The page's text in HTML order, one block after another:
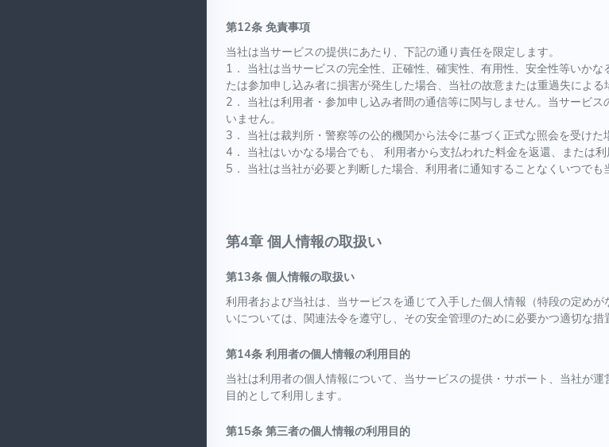
第12条 免責事項
当社は当サービスの提供にあたり、下記の通り責任を限定します。
1． 当社は当サービスの完全性、正確性、確実性、有用性、安全性等いか
たは参加申し込み者に損害が発生した場合、当社の故意または重過失による
2． 当社は利用者・参加申し込み者間の通信等に関与しません。当サービ
いません。
3． 当社は裁判所・警察等の公的機関から法令に基づく正式な照会を受け
4． 当社はいかなる場合でも、 利用者から支払われた料金を返還、または
5． 当社は当社が必要と判断した場合、利用者に通知することなくいつで
第4章 個人情報の取扱い
第13条 個人情報の取扱い
利用者および当社は、当サービスを通じて入手した個人情報（特段の定め
いについては、関連法令を遵守し、その安全管理のために必要かつ適切な措
第14条 利用者の個人情報の利用目的
当社は利用者の個人情報について、当サービスの提供・サポート、当社が
目的として利用します。
第15条 第三者の個人情報の利用目的